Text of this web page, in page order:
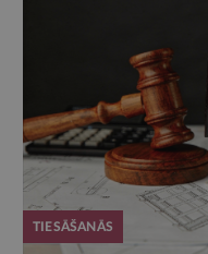
TIESĀŠANĀS